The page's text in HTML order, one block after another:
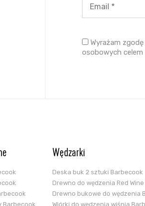
Wyrażam
osobowych
Barbecook
Wędzarki
Deska buk 2 sztuki Barbecook
Drewno do wędzenia Red
Drewno bukowe do wędzenia
Wiórki do wędzenia wiśnia